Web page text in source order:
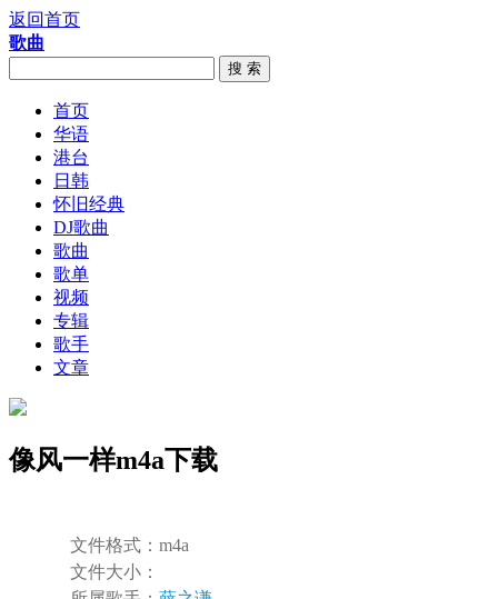
返回首页
歌曲
搜 索
首页
华语
港台
日韩
怀旧经典
DJ歌曲
歌曲
歌单
视频
专辑
歌手
文章
像风一样m4a下载
文件格式： m4a
文件大小：